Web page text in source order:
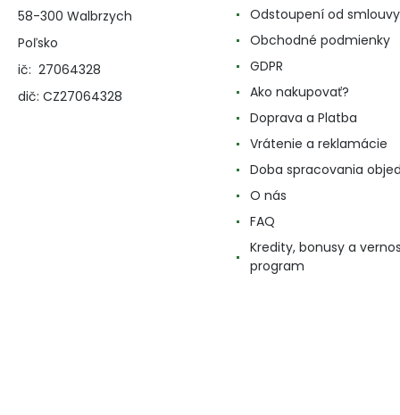
58-300 Walbrzych
Poľsko
ič: 27064328
dič: CZ27064328
Odstoupení od smlouvy
Obchodné podmienky
GDPR
Ako nakupovať?
Doprava a Platba
Vrátenie a reklamácie
Doba spracovania
O nás
FAQ
Kredity, bonusy a
program